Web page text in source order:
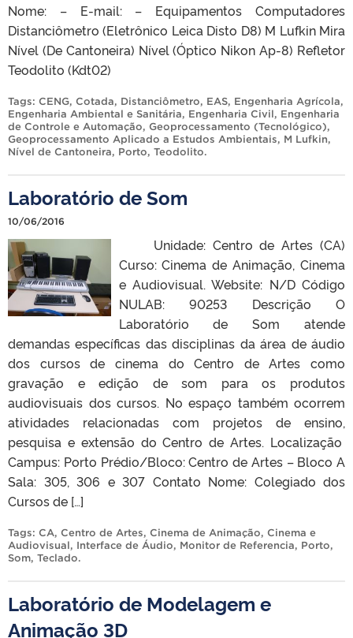
Nome: – E-mail: – Equipamentos Computadores
Distanciômetro (Eletrônico Leica Disto D8) M Lufkin Mira
Nível (De Cantoneira) Nível (Óptico Nikon Ap-8) Refletor
Teodolito (Kdt02)
Tags: CENG, Cotada, Distanciômetro, EAS, Engenharia Agrícola,
Engenharia Ambiental e Sanitária, Engenharia Civil, Engenharia
de Controle e Automação, Geoprocessamento (Tecnológico),
Geoprocessamento Aplicado a Estudos Ambientais, M Lufkin,
Nível de Cantoneira, Porto, Teodolito.
Laboratório de Som
10/06/2016
Unidade: Centro de Artes (CA)
Curso: Cinema de Animação, Cinema
e Audiovisual. Website: N/D Código
NULAB: 90253 Descrição O
Laboratório de Som atende
demandas específicas das disciplinas da área de áudio
dos cursos de cinema do Centro de Artes como
gravação e edição de som para os produtos
audiovisuais dos cursos. No espaço também ocorrem
atividades relacionadas com projetos de ensino,
pesquisa e extensão do Centro de Artes. Localização
Campus: Porto Prédio/Bloco: Centro de Artes – Bloco A
Sala: 305, 306 e 307 Contato Nome: Colegiado dos
Cursos de […]
Tags: CA, Centro de Artes, Cinema de Animação, Cinema e
Audiovisual, Interface de Áudio, Monitor de Referencia, Porto,
Som, Teclado.
Laboratório de Modelagem e
Animação 3D